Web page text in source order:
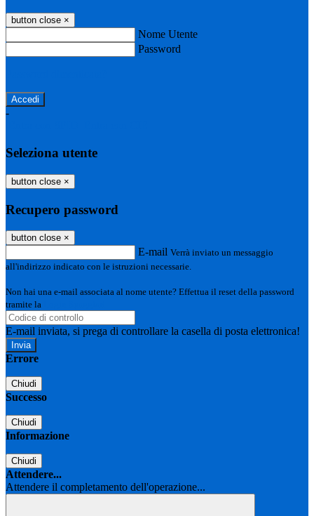
button close ×
Nome Utente
Password
-
Seleziona utente
button close ×
Recupero password
button close ×
E-mail Verrà inviato un messaggio
all'indirizzo indicato con le istruzioni necessarie.
Non hai una e-mail associata al nome utente? Effettua il reset della password
tramite la
E-mail inviata, si prega di controllare la casella di posta elettronica!
Errore
Chiudi
Successo
Chiudi
Informazione
Chiudi
Attendere...
Attendere il completamento dell'operazione...